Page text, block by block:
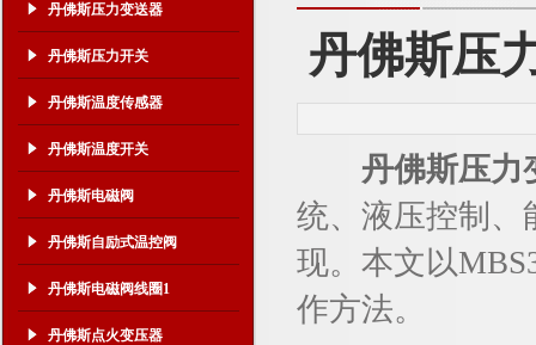
丹佛斯压力变送器
丹佛斯压力开关
丹佛斯温度传感器
丹佛斯温度开关
丹佛斯电磁阀
丹佛斯自励式温控阀
丹佛斯电磁阀线圈1
丹佛斯点火变压器
丹佛斯压
丹佛斯压力
统、液压控制、
现。本文以
作方法。